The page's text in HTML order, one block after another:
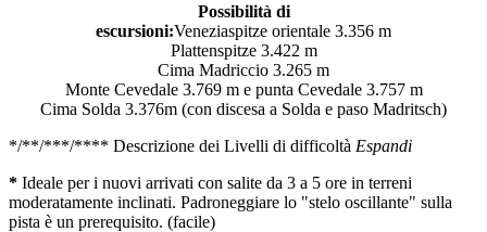
Possibilità di
escursioni:Veneziaspitze orientale 3.356 m
Plattenspitze 3.422 m
Cima Madriccio 3.265 m
Monte Cevedale 3.769 m e punta Cevedale 3.757 m
Cima Solda 3.376m (con discesa a Solda e paso Madritsch)
*/**/***/**** Descrizione dei Livelli di difficoltà Espandi
* Ideale per i nuovi arrivati con salite da 3 a 5 ore in terreni
moderatamente inclinati. Padroneggiare lo "stelo oscillante" sulla
pista è un prerequisito. (facile)